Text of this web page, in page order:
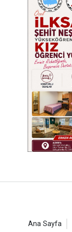
Ana Sayfa